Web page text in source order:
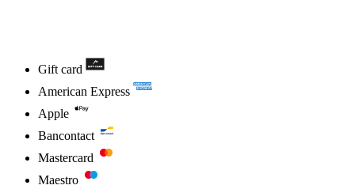
Gift card
American Express
Apple
Bancontact
Mastercard
Maestro